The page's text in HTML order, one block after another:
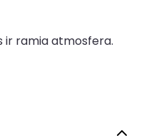
ir ramia atmosfera.